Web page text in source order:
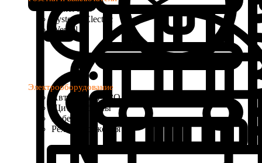
Donel R98
Systeme Electric
Werkel
Электрооборудование
Автоматы и УЗО
Щиты и боксы
Кабель и провод
Реле напряжения